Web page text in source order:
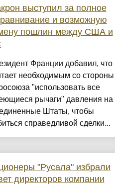
выступил за полное
и возможную
пошлин между США и
Франции добавил, что
необходимым со стороны
"использовать все
рычаги" давления на
Штаты, чтобы
справедливой сделки...
"Русала" избрали
директоров компании